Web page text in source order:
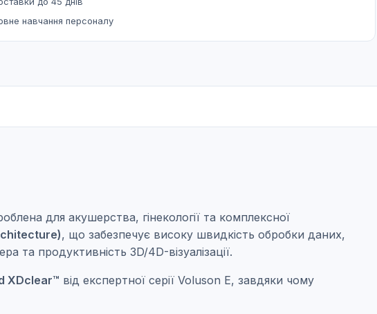
навчання персоналу
для акушерства, гінекології та комплексної
, що забезпечує високу швидкість обробки даних,
та продуктивність 3D/4D-візуалізації.
XDclear™ від експертної серії Voluson E, завдяки чому